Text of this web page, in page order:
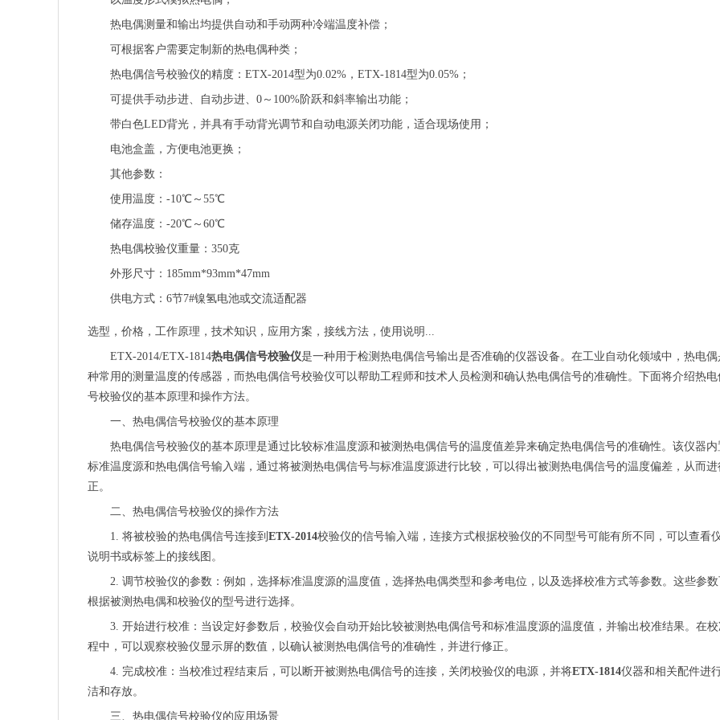
热电偶测量和输出均提供自动和手动两种冷端温度补偿；
可根据客户需要定制新的热电偶种类；
热电偶信号校验仪的精度：ETX-2014型为0.02%，ETX-1814型为0.05%；
可提供手动步进、自动步进、0～100%阶跃和斜率输出功能；
带白色LED背光，并具有手动背光调节和自动电源关闭功能，适合现场使用；
电池盒盖，方便电池更换；
其他参数：
使用温度：-10℃～55℃
储存温度：-20℃～60℃
热电偶校验仪重量：350克
外形尺寸：185mm*93mm*47mm
供电方式：6节7#镍氢电池或交流适配器
选型，价格，工作原理，技术知识，应用方案，接线方法，使用说明...
ETX-2014/ETX-1814热电偶信号校验仪是一种用于检测热电偶信号输出是否准确的仪器设备。在工业自动化领域中，热电偶
种常用的测量温度的传感器，而热电偶信号校验仪可以帮助工程师和技术人员检测和确认热电偶信号的准确性。下面将介绍热电
号校验仪的基本原理和操作方法。
一、热电偶信号校验仪的基本原理
热电偶信号校验仪的基本原理是通过比较标准温度源和被测热电偶信号的温度值差异来确定热电偶信号的准确性。该仪器内
标准温度源和热电偶信号输入端，通过将被测热电偶信号与标准温度源进行比较，可以得出被测热电偶信号的温度偏差，从而进
正。
二、热电偶信号校验仪的操作方法
1. 将被校验的热电偶信号连接到 ETX-2014校验仪的信号输入端，连接方式根据校验仪的不同型号可能有所不同，可以查看
说明书或标签上的接线图。
2. 调节校验仪的参数：例如，选择标准温度源的温度值，选择热电偶类型和参考电位，以及选择校准方式等参数。这些参
根据被测热电偶和校验仪的型号进行选择。
3. 开始进行校准：当设定好参数后，校验仪会自动开始比较被测热电偶信号和标准温度源的温度值，并输出校准结果。在
程中，可以观察校验仪显示屏的数值，以确认被测热电偶信号的准确性，并进行修正。
4. 完成校准：当校准过程结束后，可以断开被测热电偶信号的连接，关闭校验仪的电源，并将ETX-1814仪器和相关配件进
洁和存放。
三、热电偶信号校验仪的应用场景